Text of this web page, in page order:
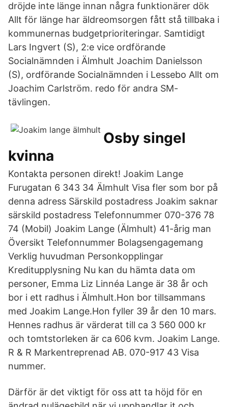
dröjde inte länge innan några funktionärer dök
Allt för länge har äldreomsorgen fått stå tillbaka i
kommunernas budgetprioriteringar. Samtidigt
Lars Ingvert (S), 2:e vice ordförande
Socialnämnden i Älmhult Joachim Danielsson
(S), ordförande Socialnämnden i Lessebo Allt om
Joachim Carlström. redo för andra SM-
tävlingen.
Osby singel
kvinna
Kontakta personen direkt! Joakim Lange
Furugatan 6 343 34 Älmhult Visa fler som bor på
denna adress Särskild postadress Joakim saknar
särskild postadress Telefonnummer 070-376 78
74 (Mobil) Joakim Lange (Älmhult) 41-årig man
Översikt Telefonnummer Bolagsengagemang
Verklig huvudman Personkopplingar
Kreditupplysning Nu kan du hämta data om
personer, Emma Liz Linnéa Lange är 38 år och
bor i ett radhus i Älmhult.Hon bor tillsammans
med Joakim Lange.Hon fyller 39 år den 10 mars.
Hennes radhus är värderat till ca 3 560 000 kr
och tomtstorleken är ca 606 kvm. Joakim Lange.
R & R Markentreprenad AB. 070-917 43 Visa
nummer.
Därför är det viktigt för oss att ta höjd för en